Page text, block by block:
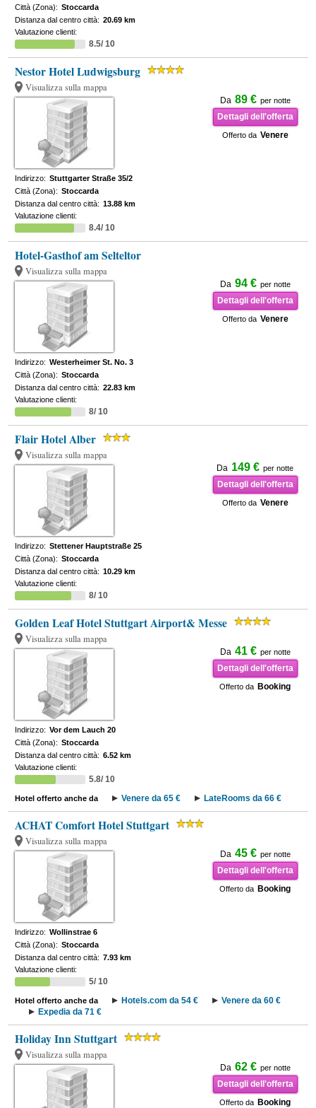
Città (Zona): Stoccarda
Distanza dal centro città: 20.69 km
Valutazione clienti:
8.5/ 10
Nestor Hotel Ludwigsburg
Visualizza sulla mappa
Da 89 € per notte
Dettagli dell'offerta
Offerto da Venere
Indirizzo: Stuttgarter Straße 35/2
Città (Zona): Stoccarda
Distanza dal centro città: 13.88 km
Valutazione clienti:
8.4/ 10
Hotel-Gasthof am Selteltor
Visualizza sulla mappa
Da 94 € per notte
Dettagli dell'offerta
Offerto da Venere
Indirizzo: Westerheimer St. No. 3
Città (Zona): Stoccarda
Distanza dal centro città: 22.83 km
Valutazione clienti:
8/ 10
Flair Hotel Alber
Visualizza sulla mappa
Da 149 € per notte
Dettagli dell'offerta
Offerto da Venere
Indirizzo: Stettener Hauptstraße 25
Città (Zona): Stoccarda
Distanza dal centro città: 10.29 km
Valutazione clienti:
8/ 10
Golden Leaf Hotel Stuttgart Airport& Messe
Visualizza sulla mappa
Da 41 € per notte
Dettagli dell'offerta
Offerto da Booking
Indirizzo: Vor dem Lauch 20
Città (Zona): Stoccarda
Distanza dal centro città: 6.52 km
Valutazione clienti:
5.8/ 10
Hotel offerto anche da Venere da 65 € LateRooms da 66 €
ACHAT Comfort Hotel Stuttgart
Visualizza sulla mappa
Da 45 € per notte
Dettagli dell'offerta
Offerto da Booking
Indirizzo: Wollinstrae 6
Città (Zona): Stoccarda
Distanza dal centro città: 7.93 km
Valutazione clienti:
5/ 10
Hotel offerto anche da Hotels.com da 54 €
Venere da 60 €
Expedia da 71 €
Holiday Inn Stuttgart
Visualizza sulla mappa
Da 62 € per notte
Dettagli dell'offerta
Offerto da Booking